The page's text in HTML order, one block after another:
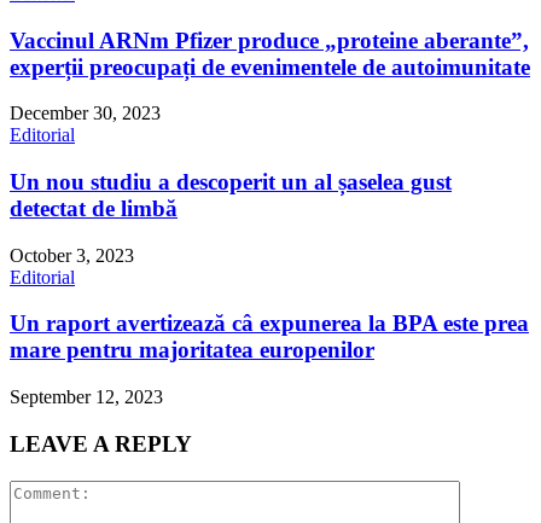
Vaccinul ARNm Pfizer produce „proteine aberante”,
experții preocupați de evenimentele de autoimunitate
December 30, 2023
Editorial
Un nou studiu a descoperit un al șaselea gust
detectat de limbă
October 3, 2023
Editorial
Un raport avertizează câ expunerea la BPA este prea
mare pentru majoritatea europenilor
September 12, 2023
LEAVE A REPLY